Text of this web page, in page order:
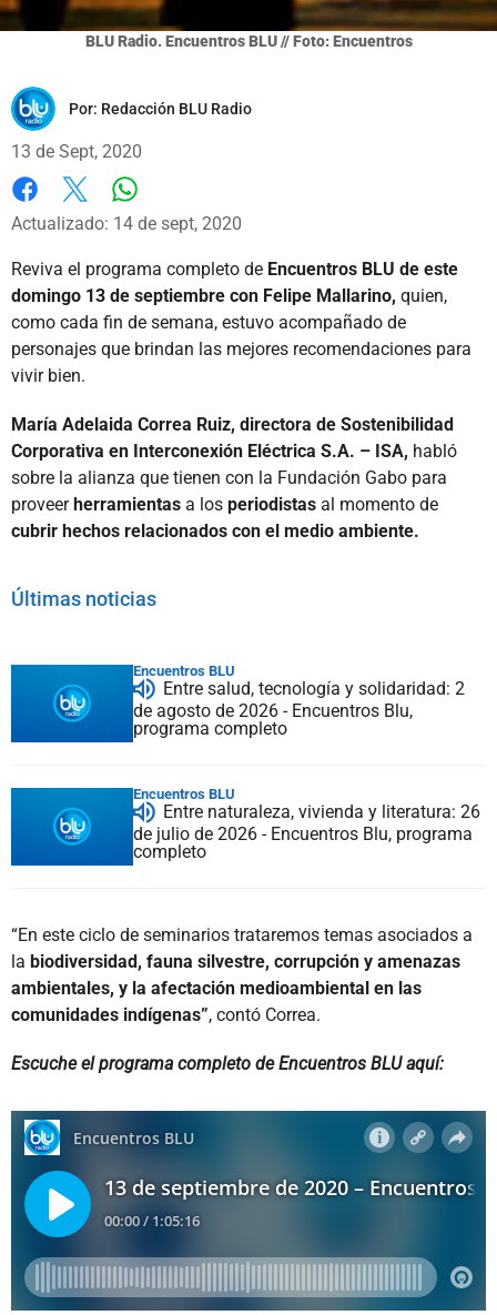
BLU Radio. Encuentros BLU // Foto: Encuentros
Por: Redacción BLU Radio
13 de Sept, 2020
Facebook
X
Actualizado: 14 de sept, 2020
Reviva el programa completo de Encuentros BLU de este
domingo 13 de septiembre con Felipe Mallarino, quien,
como cada fin de semana, estuvo acompañado de
personajes que brindan las mejores recomendaciones para
vivir bien.
María Adelaida Correa Ruiz, directora de Sostenibilidad
Corporativa en Interconexión Eléctrica S.A. – ISA, habló
sobre la alianza que tienen con la Fundación Gabo para
proveerherramientas a los periodistas al momento de
cubrir hechos relacionados con el medio ambiente.
Últimas noticias
Encuentros BLU
Entre salud, tecnología y solidaridad: 2
de agosto de 2026 - Encuentros Blu,
programa completo
Encuentros BLU
Entre naturaleza, vivienda y literatura: 26
de julio de 2026 - Encuentros Blu, programa
completo
“En este ciclo de seminarios trataremos temas asociados a
la biodiversidad, fauna silvestre, corrupción y amenazas
ambientales, y la afectación medioambiental en las
comunidades indígenas”, contó Correa.
Escuche el programa completo de Encuentros BLU aquí: